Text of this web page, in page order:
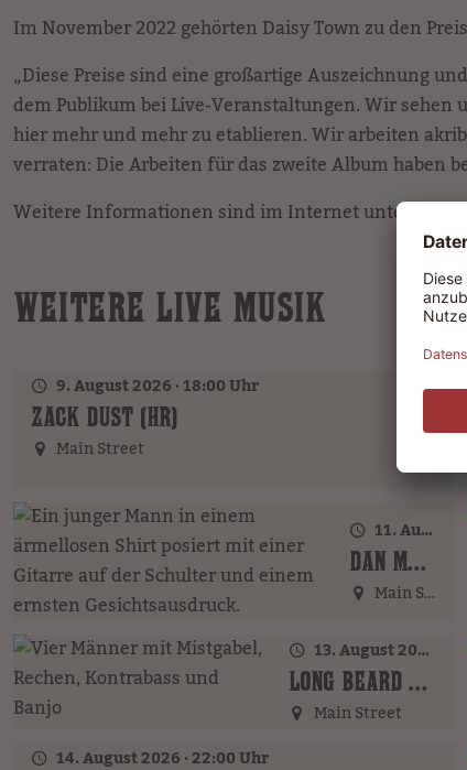
Im November 2022 gehörten Daisy Town zu den
„Diese Preise sind eine großartige Auszeichnung
dem Publikum bei Live-Veranstaltungen. Wir
hier mehr und mehr zu etablieren. Wir arbeiten
verraten: Die Arbeiten für das zweite Album haben
Weitere Informationen sind im Internet unter
WEITERE LIVE MUSIK
9. August 2026 · 18:00 Uhr
ZACK DUST (HR)
Main Street
11. August 2026 · 20:00 Uhr
DAN MCBAKER (GER)
Main Street
13. August 2026 · 18:00 Uhr
LONG BEARD BROTHERS (AT)
Main Street
14. August 2026 · 22:00 Uhr